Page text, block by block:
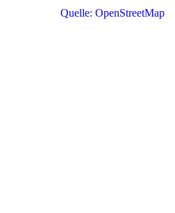
Quelle: OpenStreetMap